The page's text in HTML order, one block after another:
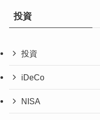
投資
投資
iDeCo
NISA